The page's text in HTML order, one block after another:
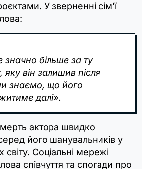
У зверненні сім'ї
значно більше за ту
він залишив після
знаємо, що його
далі».
актора швидко
його шанувальників у
світу. Соціальні мережі
співчуття та спогади про